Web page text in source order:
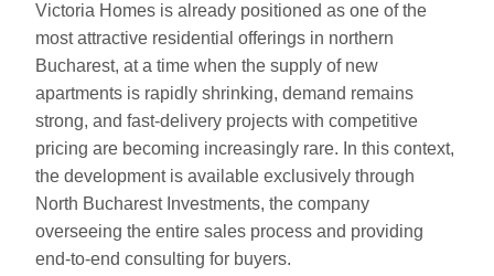
Victoria Homes is already positioned as one of the
most attractive residential offerings in northern
Bucharest, at a time when the supply of new
apartments is rapidly shrinking, demand remains
strong, and fast-delivery projects with competitive
pricing are becoming increasingly rare. In this context,
the development is available exclusively through
North Bucharest Investments, the company
overseeing the entire sales process and providing
end-to-end consulting for buyers.